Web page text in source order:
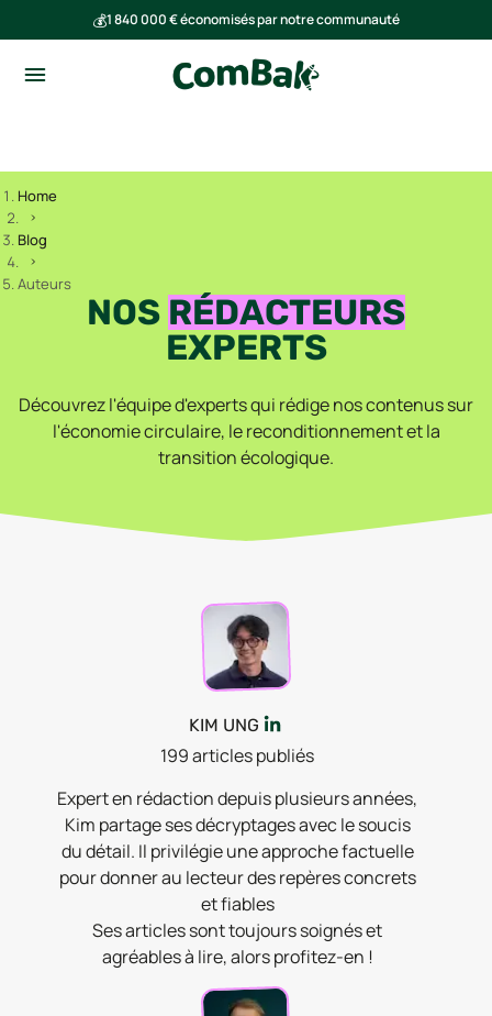
💰1 840 000 € économisés par notre communauté
Home
Blog
Auteurs
NOS RÉDACTEURS
EXPERTS
Découvrez l'équipe d'experts qui rédige nos contenus sur
l'économie circulaire, le reconditionnement et la
transition écologique.
KIM UNG
199articlespubliés
Expert en rédaction depuis plusieurs années,
Kim partage ses décryptages avec le soucis
du détail. Il privilégie une approche factuelle
pour donner au lecteur des repères concrets
et fiables
Ses articles sont toujours soignés et
agréables à lire, alors profitez-en !